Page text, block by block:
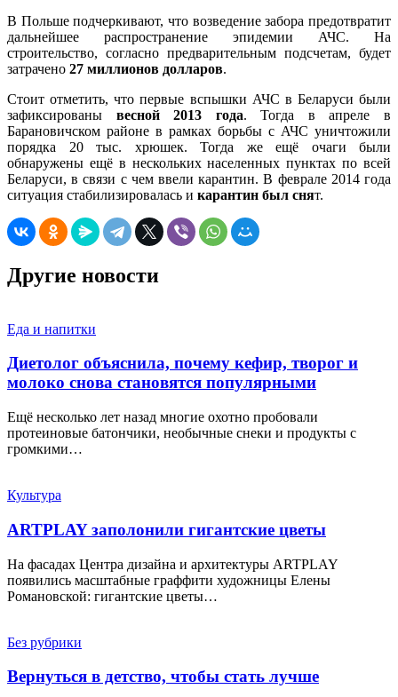
В Польше подчеркивают, что возведение забора предотвратит
дальнейшее распространение эпидемии АЧС. На
строительство, согласно предварительным подсчетам, будет
затрачено 27 миллионов долларов.
Стоит отметить, что первые вспышки АЧС в Беларуси были
зафиксированы весной 2013 года. Тогда в апреле в
Барановичском районе в рамках борьбы с АЧС уничтожили
порядка 20 тыс. хрюшек. Тогда же ещё очаги были
обнаружены ещё в нескольких населенных пунктах по всей
Беларуси, в связи с чем ввели карантин. В феврале 2014 года
ситуация стабилизировалась и карантин был снят.
Другие новости
Еда и напитки
Диетолог объяснила, почему кефир, творог и
молоко снова становятся популярными
Ещё несколько лет назад многие охотно пробовали
протеиновые батончики, необычные снеки и продукты с
громкими…
Культура
ARTPLAY заполонили гигантские цветы
На фасадах Центра дизайна и архитектуры ARTPLAY
появились масштабные граффити художницы Елены
Романовской: гигантские цветы…
Без рубрики
Вернуться в детство, чтобы стать лучше